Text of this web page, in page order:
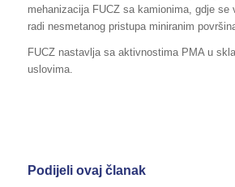
mehanizacija FUCZ sa kamionima, gdje se
radi nesmetanog pristupa miniranim
FUCZ nastavlja sa aktivnostima PMA u
uslovima.
Podijeli ovaj članak